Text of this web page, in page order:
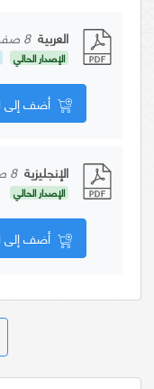
العربية 8 صفحات
الإصدار الحالي
أضف إلى
الإنجليزية 8 صفحات
الإصدار الحالي
أضف إلى